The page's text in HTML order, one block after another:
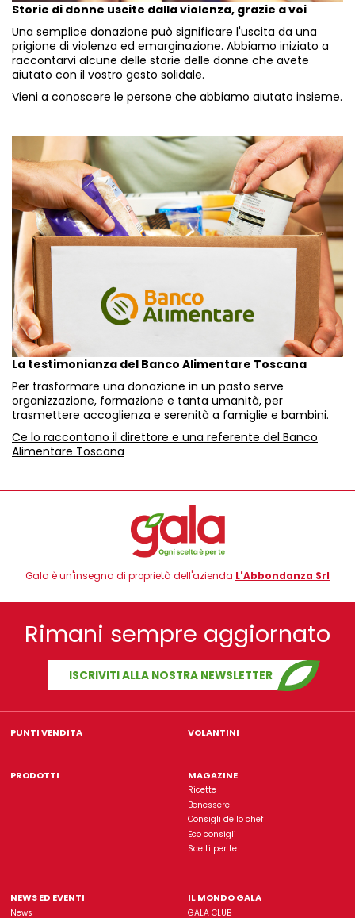
Storie di donne uscite dalla violenza, grazie a voi
Una semplice donazione può significare l'uscita da una
prigione di violenza ed emarginazione. Abbiamo iniziato a
raccontarvi alcune delle storie delle donne che avete
aiutato con il vostro gesto solidale.
Vieni a conoscere le persone che abbiamo aiutato insieme.
La testimonianza del Banco Alimentare Toscana
Per trasformare una donazione in un pasto serve
organizzazione, formazione e tanta umanità, per
trasmettere accoglienza e serenità a famiglie e bambini.
Ce lo raccontano il direttore e una referente del Banco
Alimentare Toscana